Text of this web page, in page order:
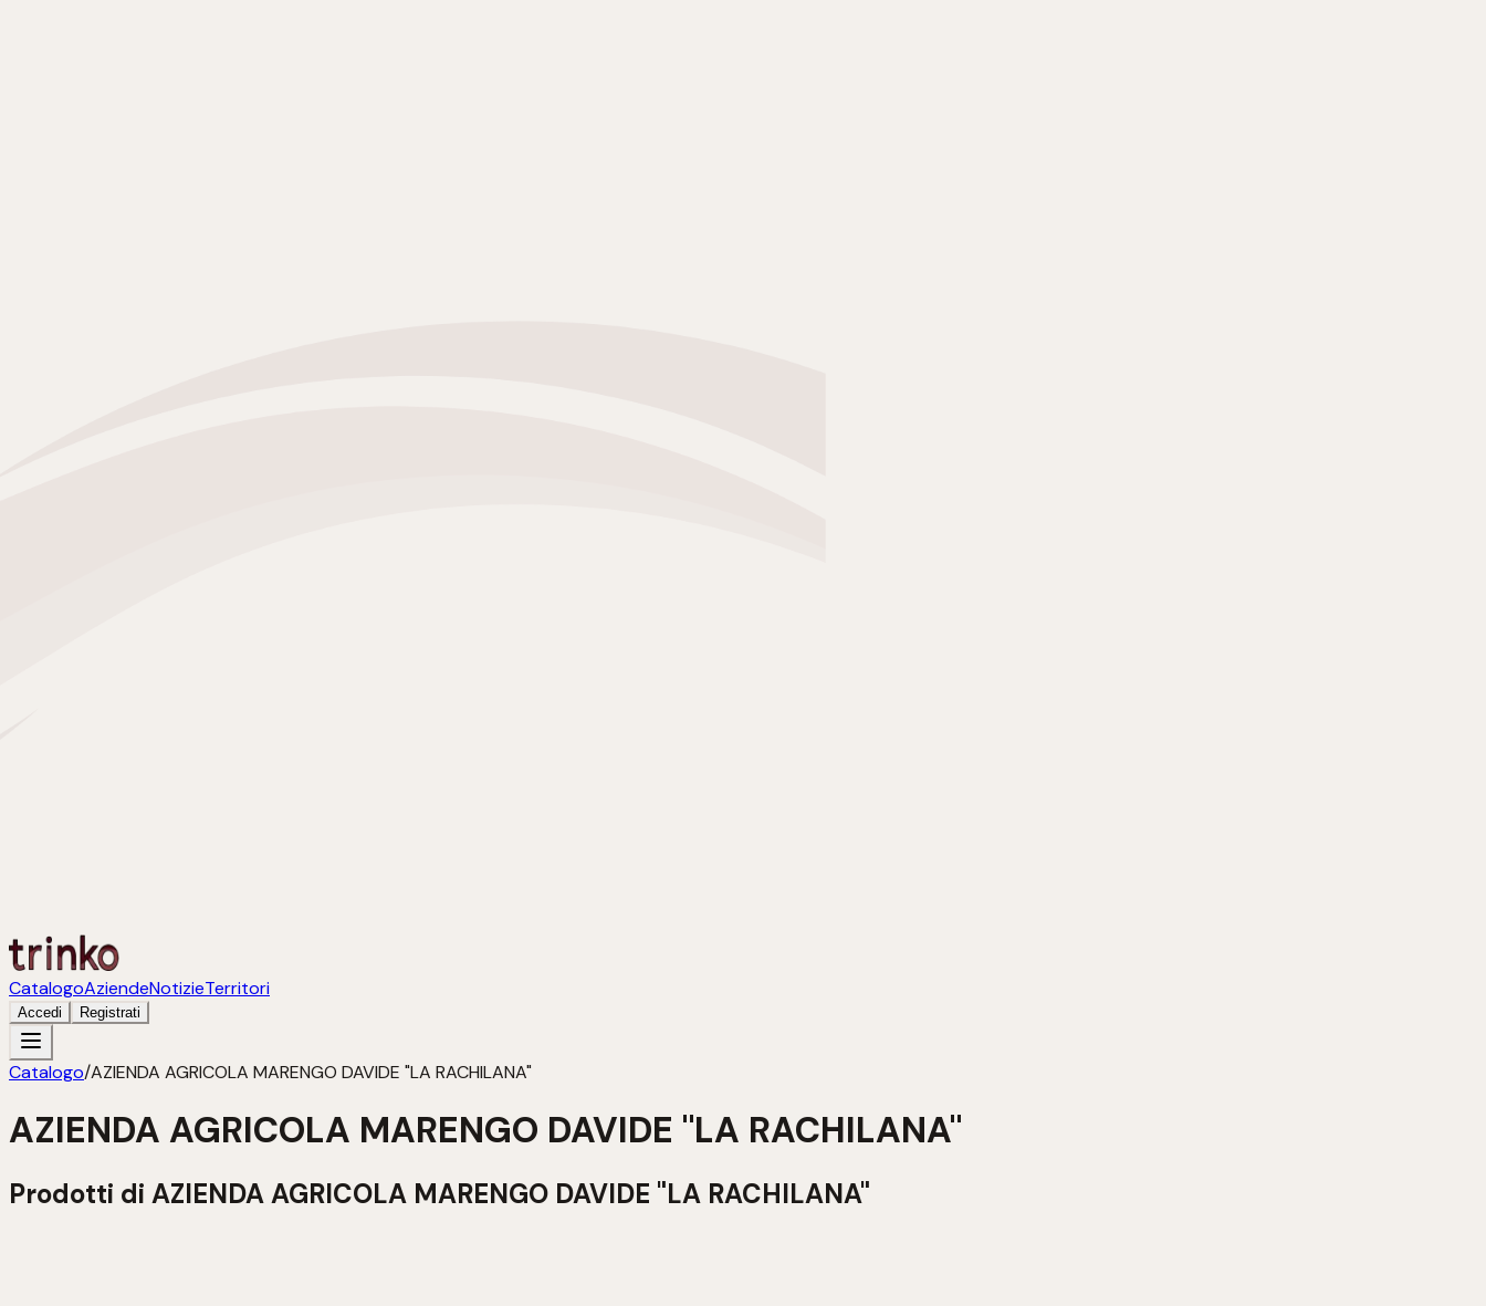
CatalogoAziendeNotizieTerritori
Accedi Registrati
Catalogo/AZIENDA AGRICOLA MARENGO DAVIDE "LA RACHILANA"
AZIENDA AGRICOLA MARENGO DAVIDE "LA RACHILANA"
Prodotti di AZIENDA AGRICOLA MARENGO DAVIDE "LA RACHILANA"